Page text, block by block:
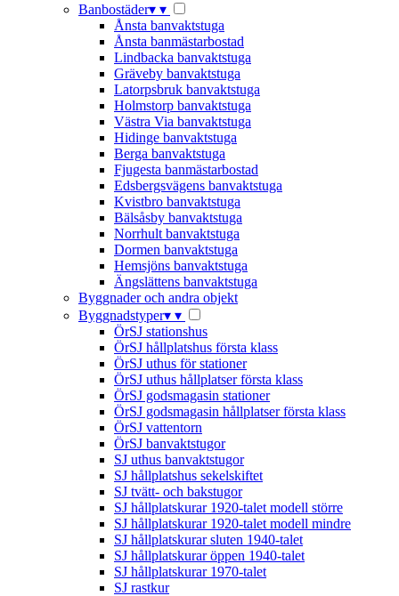
Banbostäder▾ ▾
Ånsta banvaktstuga
Ånsta banmästarbostad
Lindbacka banvaktstuga
Gräveby banvaktstuga
Latorpsbruk banvaktstuga
Holmstorp banvaktstuga
Västra Via banvaktstuga
Hidinge banvaktstuga
Berga banvaktstuga
Fjugesta banmästarbostad
Edsbergsvägens banvaktstuga
Kvistbro banvaktstuga
Bälsåsby banvaktstuga
Norrhult banvaktstuga
Dormen banvaktstuga
Hemsjöns banvaktstuga
Ängslättens banvaktstuga
Byggnader och andra objekt
Byggnadstyper▾ ▾
ÖrSJ stationshus
ÖrSJ hållplatshus första klass
ÖrSJ uthus för stationer
ÖrSJ uthus hållplatser första klass
ÖrSJ godsmagasin stationer
ÖrSJ godsmagasin hållplatser första klass
ÖrSJ vattentorn
ÖrSJ banvaktstugor
SJ uthus banvaktstugor
SJ hållplatshus sekelskiftet
SJ tvätt- och bakstugor
SJ hållplatskurar 1920-talet modell större
SJ hållplatskurar 1920-talet modell mindre
SJ hållplatskurar sluten 1940-talet
SJ hållplatskurar öppen 1940-talet
SJ hållplatskurar 1970-talet
SJ rastkur